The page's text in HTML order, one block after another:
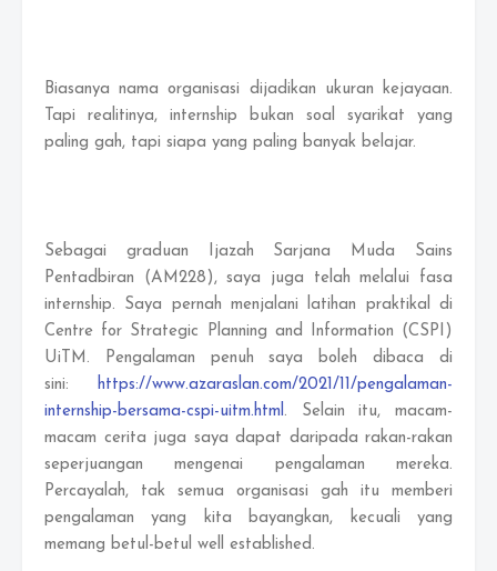
Biasanya nama organisasi dijadikan ukuran kejayaan.
Tapi realitinya, internship bukan soal syarikat yang
paling gah, tapi siapa yang paling banyak belajar.
Sebagai graduan Ijazah Sarjana Muda Sains
Pentadbiran (AM228), saya juga telah melalui fasa
internship. Saya pernah menjalani latihan praktikal di
Centre for Strategic Planning and Information (CSPI)
UiTM. Pengalaman penuh saya boleh dibaca di
sini: https://www.azaraslan.com/2021/11/pengalaman-
internship-bersama-cspi-uitm.html. Selain itu, macam-
macam cerita juga saya dapat daripada rakan-rakan
seperjuangan mengenai pengalaman mereka.
Percayalah, tak semua organisasi gah itu memberi
pengalaman yang kita bayangkan, kecuali yang
memang betul-betul well established.